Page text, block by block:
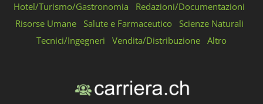
Hotel/Turismo/Gastronomia
Redazioni/Documentazioni
Risorse Umane
Salute e Farmaceutico
Scienze Naturali
Tecnici/Ingegneri
Vendita/Distribuzione Altro